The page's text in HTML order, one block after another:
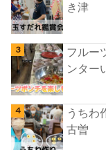
き津
フルー
ンター
うちわ
古曽